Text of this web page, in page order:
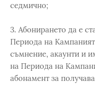
седмично;
3. Абонирането да е
Периода на
съмнение, акаунти и
на Периода на
абонамент за